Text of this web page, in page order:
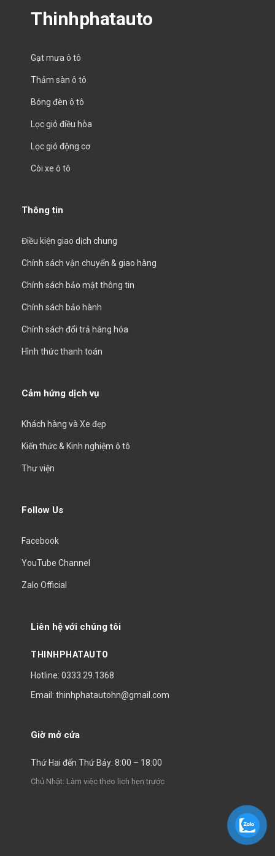
Thinhphatauto
Gạt mưa ô tô
Thảm sàn ô tô
Bóng đèn ô tô
Lọc gió điều hòa
Lọc gió động cơ
Còi xe ô tô
Thông tin
Điều kiện giao dịch chung
Chính sách vận chuyển & giao hàng
Chính sách bảo mật thông tin
Chính sách bảo hành
Chính sách đổi trả hàng hóa
Hình thức thanh toán
Cảm hứng dịch vụ
Khách hàng và Xe đẹp
Kiến thức & Kinh nghiệm ô tô
Thư viện
Follow Us
Facebook
YouTube Channel
Zalo Official
Liên hệ với chúng tôi
THINHPHATAUTO
Hotline: 0333.29.1368
Email: thinhphatautohn@gmail.com
Giờ mở cửa
Thứ Hai đến Thứ Bảy: 8:00 – 18:00
Chủ Nhật: Làm việc theo lịch hẹn trước